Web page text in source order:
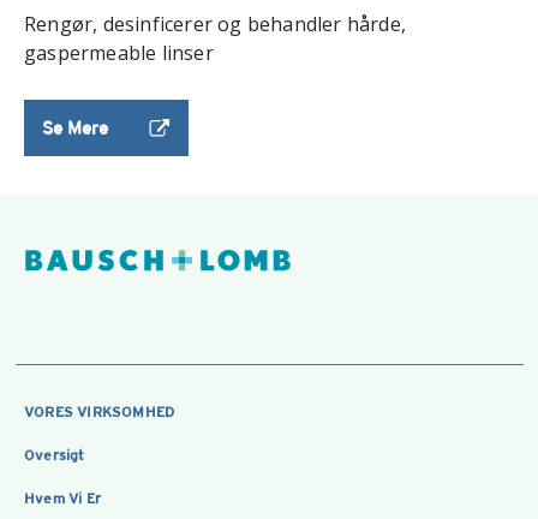
Rengør, desinficerer og behandler hårde,
gaspermeable linser
Se Mere
VORES VIRKSOMHED
Oversigt
Hvem Vi Er